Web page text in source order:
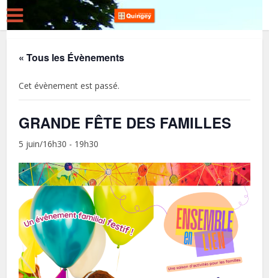
« Tous les Évènements
Cet évènement est passé.
GRANDE FÊTE DES FAMILLES
5 juin/16h30 - 19h30